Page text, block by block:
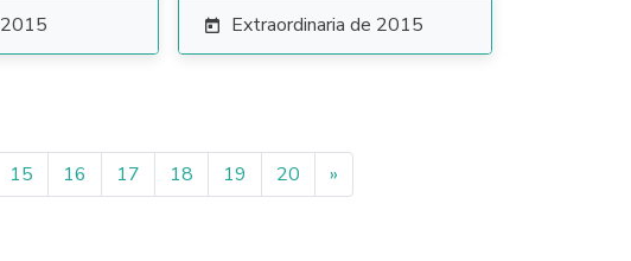
 Extraordinaria de 2015
15 16 17 18 19 20 »